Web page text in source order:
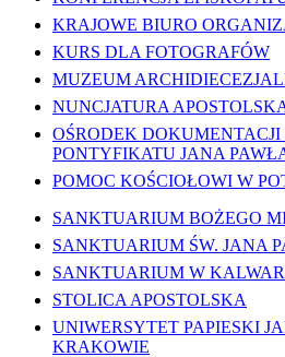
KRAJOWE BIURO
KURS DLA FOTOGRAFÓW
MUZEUM
NUNCJATURA
OŚRODEK
PONTYFIKATU JANA
POMOC KOŚCIOŁOWI W
SANKTUARIUM BOŻEGO
SANKTUARIUM ŚW. JANA
SANKTUARIUM W
STOLICA APOSTOLSKA
UNIWERSYTET PAPIESKI
KRAKOWIE